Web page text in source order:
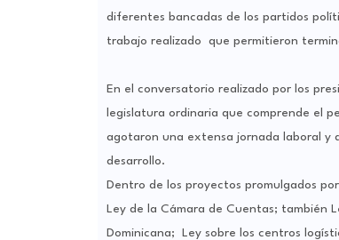
diferentes bancadas de los partidos
trabajo realizado que permitieron
En el conversatorio realizado por los
legislatura ordinaria que comprende el
agotaron una extensa jornada laboral y
desarrollo.
Dentro de los proyectos promulgados
Ley de la Cámara de Cuentas; también
Dominicana; Ley sobre los centros